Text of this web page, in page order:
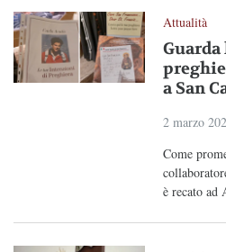
Attualità
a San
2 marzo
Come
è recato ad